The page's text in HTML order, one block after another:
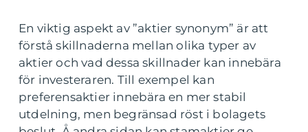
En viktig aspekt av ”aktier synonym” är att
förstå skillnaderna mellan olika typer av
aktier och vad dessa skillnader kan innebära
för investeraren. Till exempel kan
preferensaktier innebära en mer stabil
utdelning, men begränsad röst i bolagets